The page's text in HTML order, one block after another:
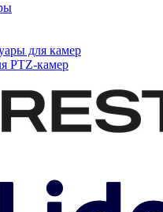
для камер
PTZ-камер